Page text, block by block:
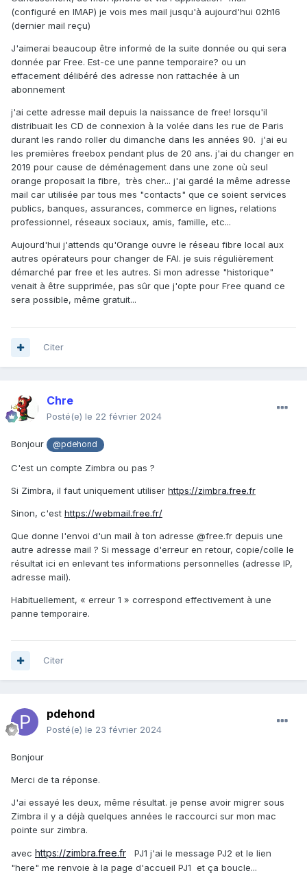
(configuré en IMAP) je vois mes mail jusqu'à aujourd'hui 02h16
(dernier mail reçu)
J'aimerai beaucoup être informé de la suite donnée ou qui sera
donnée par Free. Est-ce une panne temporaire? ou un
effacement délibéré des adresse non rattachée à un
abonnement
j'ai cette adresse mail depuis la naissance de free! lorsqu'il
distribuait les CD de connexion à la volée dans les rue de Paris
durant les rando roller du dimanche dans les années 90. j'ai eu
les premières freebox pendant plus de 20 ans. j'ai du changer en
2019 pour cause de déménagement dans une zone où seul
orange proposait la fibre, très cher... j'ai gardé la même adresse
mail car utilisée par tous mes "contacts" que ce soient services
publics, banques, assurances, commerce en lignes, relations
professionnel, réseaux sociaux, amis, famille, etc...
Aujourd'hui j'attends qu'Orange ouvre le réseau fibre local aux
autres opérateurs pour changer de FAI. je suis régulièrement
démarché par free et les autres. Si mon adresse "historique"
venait à être supprimée, pas sûr que j'opte pour Free quand ce
sera possible, même gratuit...
Citer
Chre
Posté(e) le 22 février 2024
Bonjour @pdehond
C'est un compte Zimbra ou pas ?
Si Zimbra, il faut uniquement utiliser https://zimbra.free.fr
Sinon, c'est https://webmail.free.fr/
Que donne l'envoi d'un mail à ton adresse @free.fr depuis une
autre adresse mail ? Si message d'erreur en retour, copie/colle le
résultat ici en enlevant tes informations personnelles (adresse IP,
adresse mail).
Habituellement, « erreur 1 » correspond effectivement à une
panne temporaire.
Citer
pdehond
Posté(e) le 23 février 2024
Bonjour
Merci de ta réponse.
J'ai essayé les deux, même résultat. je pense avoir migrer sous
Zimbra il y a déjà quelques années le raccourci sur mon mac
pointe sur zimbra.
avec https://zimbra.free.fr PJ1 j'ai le message PJ2 et le lien
"here" me renvoie à la page d'accueil PJ1 et ça boucle...